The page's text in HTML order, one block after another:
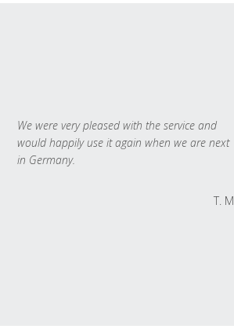
We were very pleased with the service and
would happily use it again when we are next
in Germany.
T. M.